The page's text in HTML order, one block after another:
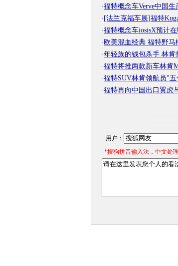
·福特概念车Verve中国
· [法兰克福车展]福特
·福特概念车iosisX预计
· 欧美混血经典 福特野马
·年轻族的钱包杀手 林肯
·福特将推两款新车林肯
·福特SUV林肯领航员"
·福特再向中国出口翼虎
用户：
*搜狗拼音输入法，中文处